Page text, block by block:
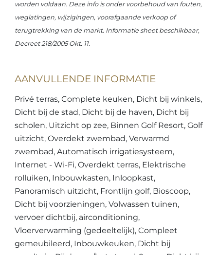
worden voldaan. Deze info is onder voorbehoud van fouten,
weglatingen, wijzigingen, voorafgaande verkoop of
terugtrekking van de markt. Informatie sheet beschikbaar,
Decreet 218/2005 Okt. 11.
AANVULLENDE INFORMATIE
Privé terras, Complete keuken, Dicht bij winkels,
Dicht bij de stad, Dicht bij de haven, Dicht bij
scholen, Uitzicht op zee, Binnen Golf Resort, Golf
uitzicht, Overdekt zwembad, Verwarmd
zwembad, Automatisch irrigatiesysteem,
Internet - Wi-Fi, Overdekt terras, Elektrische
rolluiken, Inbouwkasten, Inloopkast,
Panoramisch uitzicht, Frontlijn golf, Bioscoop,
Dicht bij voorzieningen, Volwassen tuinen,
vervoer dichtbij, airconditioning,
Vloerverwarming (gedeeltelijk), Compleet
gemeubileerd, Inbouwkeuken, Dicht bij